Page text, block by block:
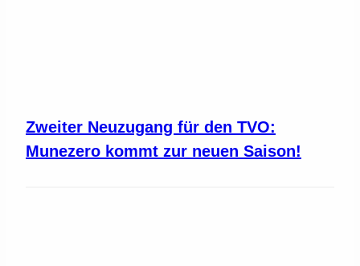
Zweiter Neuzugang für den TVO:
Munezero kommt zur neuen Saison!